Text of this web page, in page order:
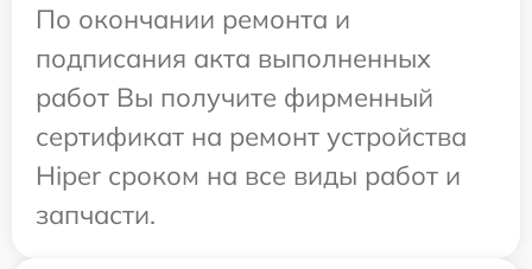
По окончании ремонта и
подписания акта выполненных
работ Вы получите фирменный
сертификат на ремонт устройства
Hiper сроком на все виды работ и
запчасти.